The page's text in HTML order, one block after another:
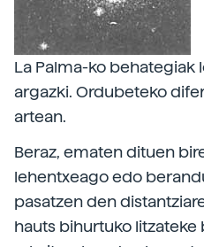
La Palma-ko behategiak
argazki. Ordubeteko
artean.
Beraz, ematen dituen
lehentxeago edo
pasatzen den
hauts bihurtuko litzateke